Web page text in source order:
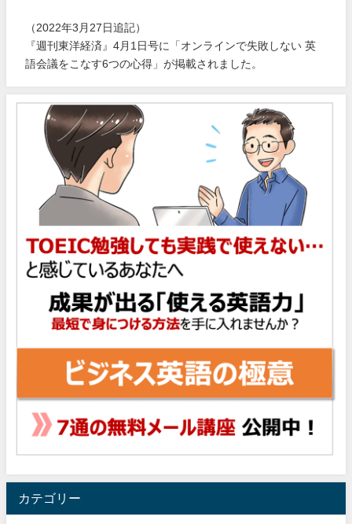
（2022年3月27日追記）
『週刊東洋経済』4月1日号に「オンラインで失敗しない 英
語会議をこなす6つの心得」が掲載されました。
カテゴリー